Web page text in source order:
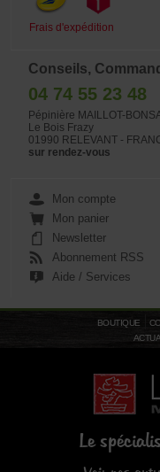
Frais d'expédition
Conseils,
04 74 55 23 48
Pépinière MAILLOT-
Le Bois Frazy
01990 RELEVANT -
sur rendez-vous
Mon compte
Mon panier
Newsletter
Abonnement RSS
Aide / Services
BOUTIQUE
Le